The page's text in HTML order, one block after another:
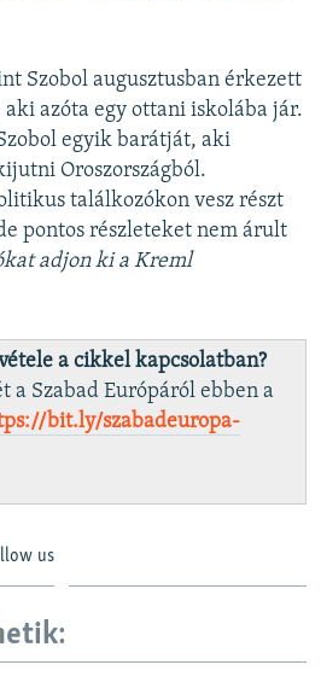
Szobol augusztusban érkezett
aki azóta egy ottani iskolába jár.
egyik barátját, aki
Oroszországból.
találkozókon vesz részt
pontos részleteket nem árult
adjon ki a Kreml
a cikkel kapcsolatban?
a Szabad Európáról ebben a
bit.ly/szabadeuropa-
us